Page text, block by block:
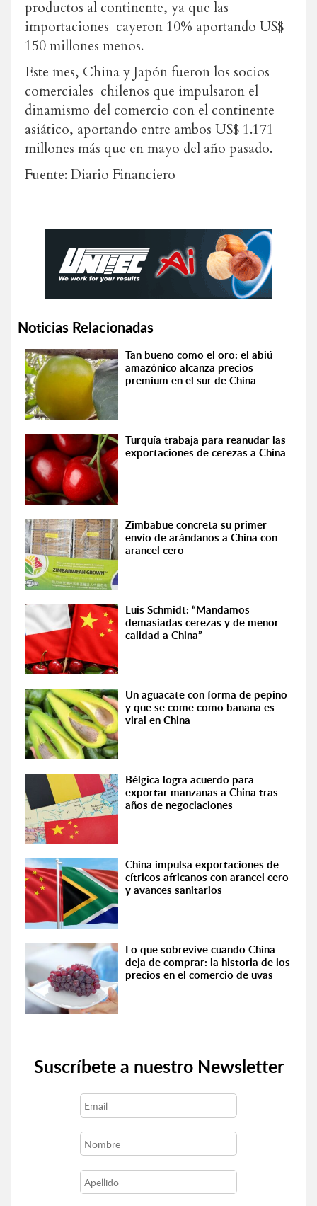
productos al continente, ya que las
importaciones cayeron 10% aportando US$
150 millones menos.
Este mes, China y Japón fueron los socios
comerciales chilenos que impulsaron el
dinamismo del comercio con el continente
asiático, aportando entre ambos US$ 1.171
millones más que en mayo del año pasado.
Fuente: Diario Financiero
Noticias Relacionadas
Tan bueno como el oro: el abiú
amazónico alcanza precios
premium en el sur de China
Turquía trabaja para reanudar las
exportaciones de cerezas a China
Zimbabue concreta su primer
envío de arándanos a China con
arancel cero
Luis Schmidt: “Mandamos
demasiadas cerezas y de menor
calidad a China”
Un aguacate con forma de pepino
y que se come como banana es
viral en China
Bélgica logra acuerdo para
exportar manzanas a China tras
años de negociaciones
China impulsa exportaciones de
cítricos africanos con arancel cero
y avances sanitarios
Lo que sobrevive cuando China
deja de comprar: la historia de los
precios en el comercio de uvas
Suscríbete a nuestro Newsletter